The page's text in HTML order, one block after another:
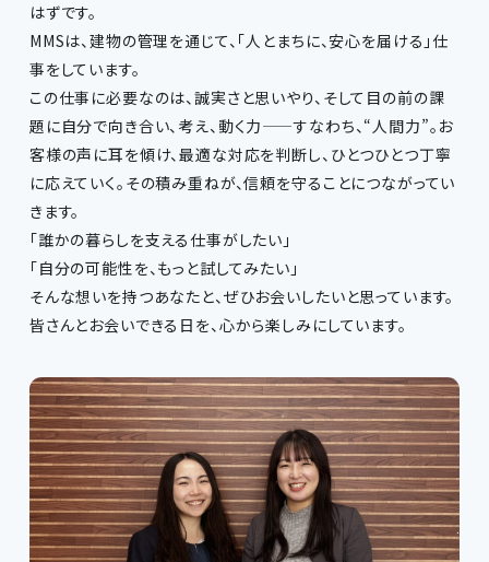
はずです。
MMSは、建物の管理を通じて、「人とまちに、安心を届ける」仕
事をしています。
この仕事に必要なのは、誠実さと思いやり、そして目の前の課
題に自分で向き合い、考え、動く力——すなわち、“人間力”。お
客様の声に耳を傾け、最適な対応を判断し、ひとつひとつ丁寧
に応えていく。その積み重ねが、信頼を守ることにつながってい
きます。
「誰かの暮らしを支える仕事がしたい」
「自分の可能性を、もっと試してみたい」
そんな想いを持つあなたと、ぜひお会いしたいと思っています。
皆さんとお会いできる日を、心から楽しみにしています。